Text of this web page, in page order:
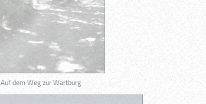
Auf dem Weg zur Wartburg